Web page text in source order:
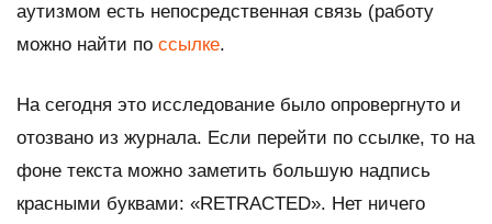
аутизмом есть непосредственная связь (работу
можно найти по ссылке.
На сегодня это исследование было опровергнуто и
отозвано из журнала. Если перейти по ссылке, то на
фоне текста можно заметить большую надпись
красными буквами: «RETRACTED». Нет ничего